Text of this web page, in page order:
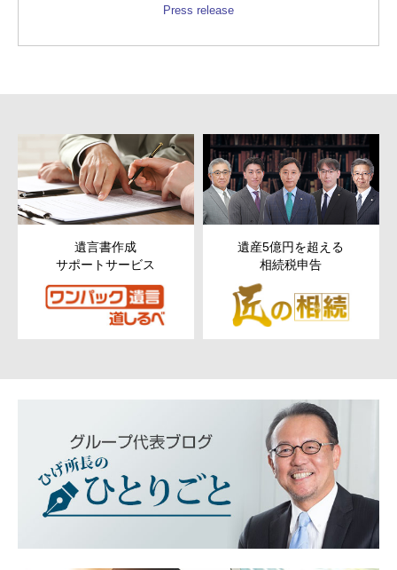
Press release
遺言書作成
サポートサービス
遺産5億円を超える
相続税申告